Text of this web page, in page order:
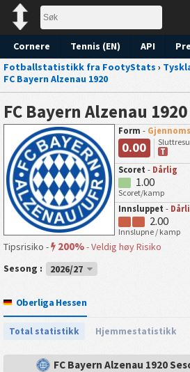
Cornere Tennis (EN) API
Fotballstatistikk fra FootyStats ›
FC Bayern Alzenau 1920
FC Bayern Alzenau 1920
Form -
0.00
T
Scoret - Dårlig
1.00
Scoret/kamp
Innsluppet -
2.00
Innslupne / kamp
Tipsrisiko - 200%-Veldig høy Risiko
Sesong :
2026/27
Oberliga Hessen
Total statistikk Hjemmestatistikk
FC Bayern Alzenau 1920